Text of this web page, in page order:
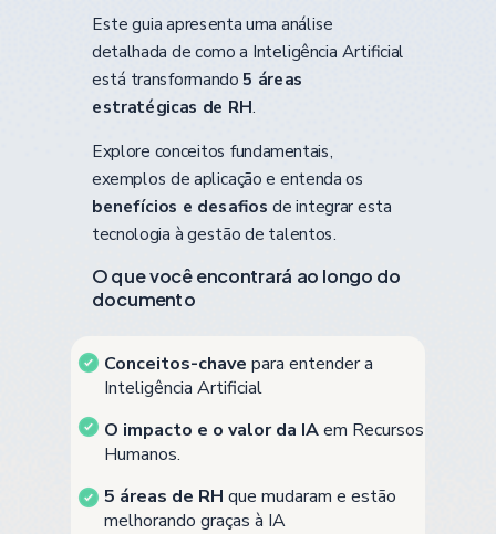
Este guia apresenta uma análise
detalhada de como a Inteligência Artificial
está transformando5 áreas
estratégicas de RH.
Explore conceitos fundamentais,
exemplos de aplicação e entenda os
benefícios e desafios de integrar esta
tecnologia à gestão de talentos.
O que você encontrará ao longo do
documento
Conceitos-chave para entender a
Inteligência Artificial
O impacto e o valor da IAem Recursos
Humanos.
5 áreas de RH que mudaram e estão
melhorando graças à IA